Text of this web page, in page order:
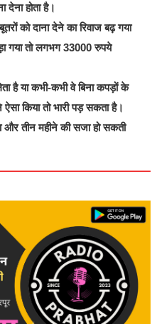
देना होता है।
को दाना देने का रिवाज बढ़ गया
गया तो लगभग 33000 रुपये
है या कभी-कभी वे बिना कपड़ों के
किया तो भारी पड़ सकता है।
और तीन महीने की सजा हो सकती